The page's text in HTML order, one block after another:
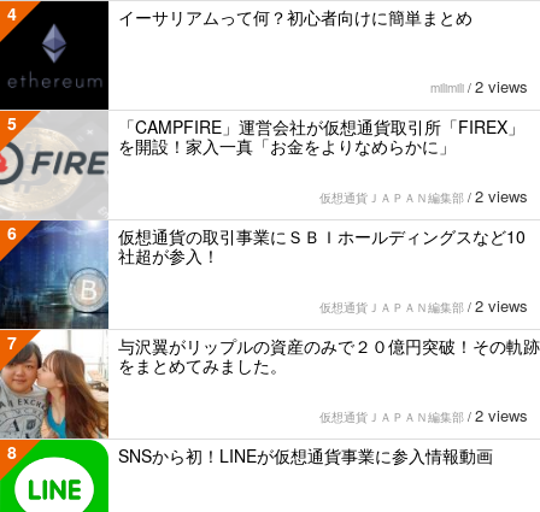
4 イーサリアムって何？初心者向けに簡単まとめ
milimili / 2 views
5
「CAMPFIRE」運営会社が仮想通貨取引所「FIREX」
を開設！家入一真「お金をよりなめらかに」
仮想通貨ＪＡＰＡＮ編集部 / 2 views
6
仮想通貨の取引事業にＳＢＩホールディングスなど10
社超が参入！
仮想通貨ＪＡＰＡＮ編集部 / 2 views
7
与沢翼がリップルの資産のみで２０億円突破！その軌跡
をまとめてみました。
仮想通貨ＪＡＰＡＮ編集部 / 2 views
8 SNSから初！LINEが仮想通貨事業に参入情報動画